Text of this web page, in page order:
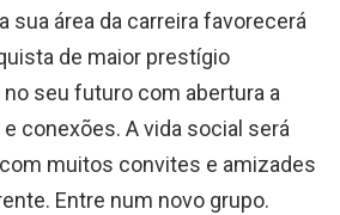
sua área da carreira favorecerá
de maior prestígio
seu futuro com abertura a
conexões. A vida social será
muitos convites e amizades
Entre num novo grupo.